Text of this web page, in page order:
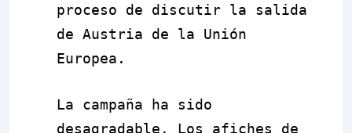
proceso de discutir la salida
de Austria de la Unión
Europea.
La campaña ha sido
desagradable. Los afiches de